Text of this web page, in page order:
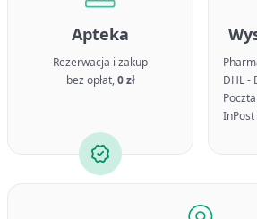
Apteka
Rezerwacja i zakup
bez opłat,0 zł
DHL -